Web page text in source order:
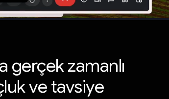
gerçek zamanlı
ve tavsiye